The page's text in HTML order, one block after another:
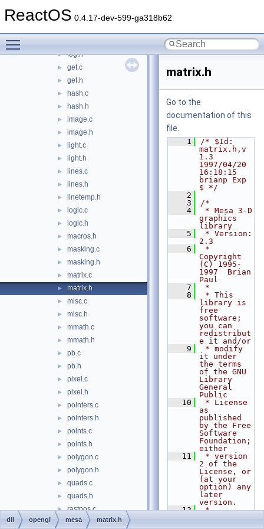
ReactOS 0.4.17-dev-599-ga318b62
► feedback.h
► fog.h
► get.c
► get.h
► hash.c
► hash.h
► image.c
► image.h
► light.c
► light.h
► lines.c
► lines.h
► linetemp.h
► logic.c
► logic.h
► macros.h
► masking.c
► masking.h
► matrix.c
► matrix.h
► misc.c
► misc.h
► mmath.c
► mmath.h
► pb.c
► pb.h
► pixel.c
► pixel.h
► pointers.c
► pointers.h
► points.c
► points.h
► polygon.c
► polygon.h
► quads.c
► quads.h
► rastpos.c
► rastpos.h
matrix.h
Go to the
documentation of this
file.
    1
/* $Id:
matrix.h,v
1.3
1997/04/20
16:18:15
brianp Exp
$ */
    2
    3
/*
    4
* Mesa 3-D
graphics
library
    5
* Version:
2.3
    6
*
Copyright
(C) 1995-
1997  Brian
Paul
    7
*
    8
* This
library is
free
software;
you can
redistribut
e it and/or
    9
* modify
it under
the terms
of the GNU
Library
General
Public
   10
* License
as
published
by the Free
Software
Foundation;
either
   11
* version
2 of the
License, or
(at your
option) any
later
version.
   12
*
dll opengl mesa matrix.h